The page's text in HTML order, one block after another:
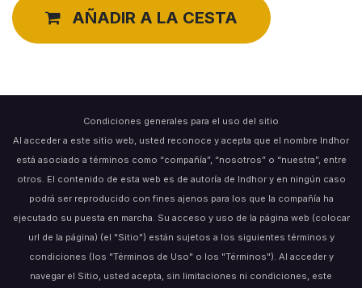
AÑADIR A LA CESTA
Condiciones generales para el uso del sitio
Al acceder a este sitio web, usted reconoce y acepta que el nombre Indhor
está asociado a términos como “compañía”, “nosotros” o “nuestra”, entre
otros. El contenido de esta web es de autoría de Indhor y en ningún caso
podrá ser reproducido con fines ajenos para los que la compañía ha
ejecutado su puesta en marcha. Su acceso y uso de la página web (colocar
url de la página) (el "Sitio") están sujetos a los siguientes términos y
condiciones (los "Términos de Uso" o los "Términos"). Al acceder y
navegar el Sitio, usted acepta, sin limitaciones ni condiciones, este